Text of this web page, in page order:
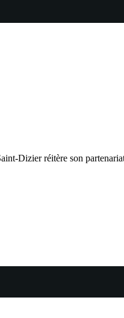
Dizier réitère son